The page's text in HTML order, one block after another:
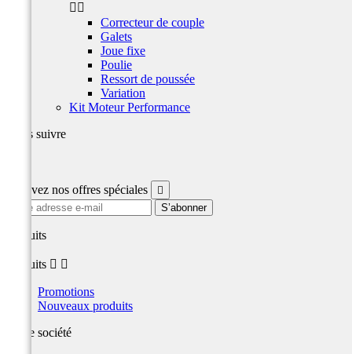
 
Correcteur de couple
Galets
Joue fixe
Poulie
Ressort de poussée
Variation
Kit Moteur Performance
Nous suivre
Recevez nos offres spéciales 
produits
produits  
Promotions
Nouveaux produits
Notre société